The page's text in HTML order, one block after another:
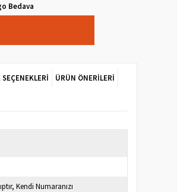
Bedava
SEÇENEKLERI
ÜRÜN ÖNERILERI
Kendi Numaranızı